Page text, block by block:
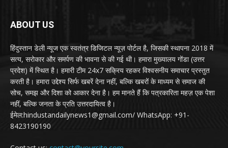
ABOUT US
हिंदुस्तान डेली न्यूज एक स्वतंत्र डिजिटल न्यूज़ पोर्टल है, जिसकी स्थापना 2018 में
सत्य, सरोकार और समर्पण की भावना से की गई थी। हमारा मुख्यालय गोंडा (उत्तर
प्रदेश) में स्थित है। हमारी टीम 24x7 सक्रिय रहकर विश्वसनीय समाचार प्रस्तुत
करती है। हमारा उद्देश्य सिर्फ खबरें देना नहीं, बल्कि खबरों के माध्यम से समाज की
सोच, समझ और दिशा को आकार देना है। हम मानते हैं कि पत्रकारिता महज़ एक पेशा
नहीं, बल्कि जनता के प्रति उत्तरदायित्व है।
ईमेल:hindustandailynews1@gmail.com/ WhatsApp: +91-
8423190190